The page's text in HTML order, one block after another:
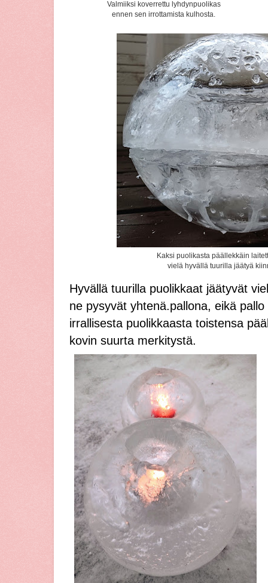
Valmiiksi koverrettu lyhdynpuolikas
ennen sen irrottamista kulhosta.
Kaksi puolikasta päällekkäin
vielä hyvällä tuurilla jäätyä
Hyvällä tuurilla puolikkaat jäätyvät
ne pysyvät yhtenä.pallona, eikä
irrallisesta puolikkaasta toistensa
kovin suurta merkitystä.